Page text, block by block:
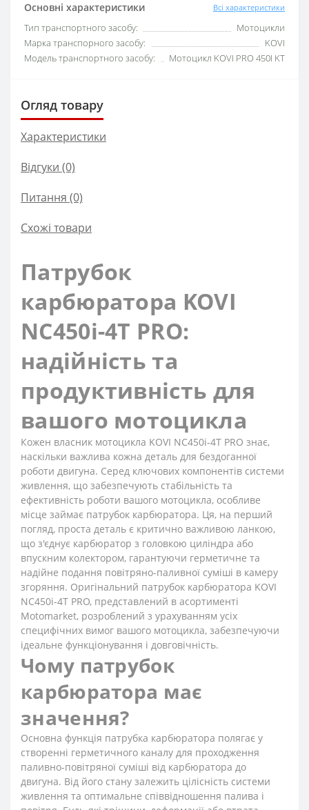
Основні характеристики Всі характеристики
Тип транспортного засобу:
Мотоцикли
Марка транспорного засобу:
KOVI
Модель транспортного засобу:
Мотоцикл KOVI PRO 450I KT
Огляд товару
Характеристики
Відгуки (0)
Питання (0)
Схожі товари
Патрубок
карбюратора KOVI
NC450i-4Т PRO:
надійність та
продуктивність для
вашого мотоцикла
Кожен власник мотоцикла KOVI NC450i-4Т PRO знає,
наскільки важлива кожна деталь для бездоганної
роботи двигуна. Серед ключових компонентів системи
живлення, що забезпечують стабільність та
ефективність роботи вашого мотоцикла, особливе
місце займає патрубок карбюратора. Ця, на перший
погляд, проста деталь є критично важливою ланкою,
що з'єднує карбюратор з головкою циліндра або
впускним колектором, гарантуючи герметичне та
надійне подання повітряно-паливної суміші в камеру
згоряння. Оригінальний патрубок карбюратора KOVI
NC450i-4Т PRO, представлений в асортименті
Motomarket, розроблений з урахуванням усіх
специфічних вимог вашого мотоцикла, забезпечуючи
ідеальне функціонування і довговічність.
Чому патрубок
карбюратора має
значення?
Основна функція патрубка карбюратора полягає у
створенні герметичного каналу для проходження
паливно-повітряної суміші від карбюратора до
двигуна. Від його стану залежить цілісність системи
живлення та оптимальне співвідношення палива і